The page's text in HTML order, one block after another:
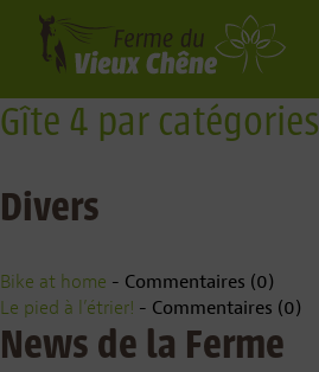
Gîte 4 par catégories
Divers
Bike at home - Commentaires (0)
Le pied à l’étrier! - Commentaires (0)
News de la Ferme